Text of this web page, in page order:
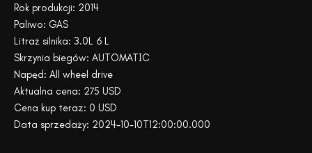
Rok produkcji: 2014
Paliwo: GAS
Litraż silnika: 3.0L 6 L
Skrzynia biegów: AUTOMATIC
Napęd: All wheel drive
Aktualna cena: 275 USD
Cena kup teraz: 0 USD
Data sprzedaży: 2024-10-10T12:00:00.000